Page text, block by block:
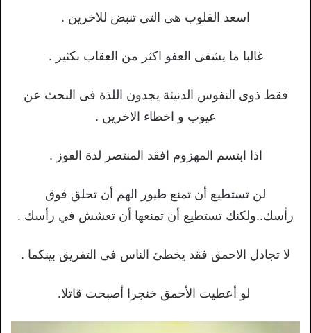
اسعد القلوب هى التى تنبض للاخرين .
غالبا ما يشفى العفو اكثر من العقاب بكثير .
فقط ذوى النفوس الدنيئة يجدون اللذة فى البحث عن
عيوب و اخطاء الاخرين .
اذا ابتسم المهزوم افقد المنتصر لذة الفوز .
لن تستطيع أن تمنع طيور الهم أن تحلق فوق
رأسك..ولكنك تستطيع أن تمنعها أن تعشش في رأسك .
لا تجادل الاحمق فقد يخطئ الناس فى التفريق بينكما .
لو أعطيت الأحمق خنجرا أصبحت قاتلا.